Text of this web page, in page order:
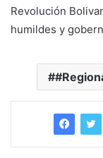
Revolución
humildes y